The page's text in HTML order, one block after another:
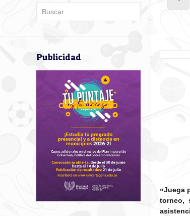
«Juega
torneo,
Publicidad